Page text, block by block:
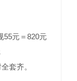
55元＝820元
套齐。